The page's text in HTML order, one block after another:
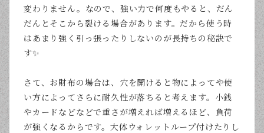
変わりません。なので、強い力で何度もやると、だん
だんとそこから裂ける場合があります。だから使う時
はあまり強く引っ張ったりしないのが長持ちの秘訣で
す✨
さて、お財布の場合は、穴を開けると物によってや使
い方によってさらに耐久性が落ちると考えます。小銭
やカードなどなどで重さが増えれば増えるほど、負荷
が強くなるからです。大体ウォレットループ付けたりし